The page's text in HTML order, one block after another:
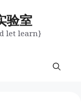
验室
let learn}